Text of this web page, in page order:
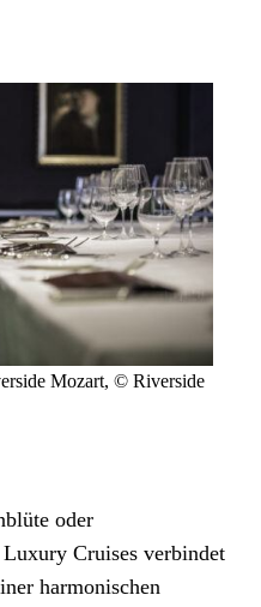
Mozart, © Riverside
oder
Cruises verbindet
harmonischen